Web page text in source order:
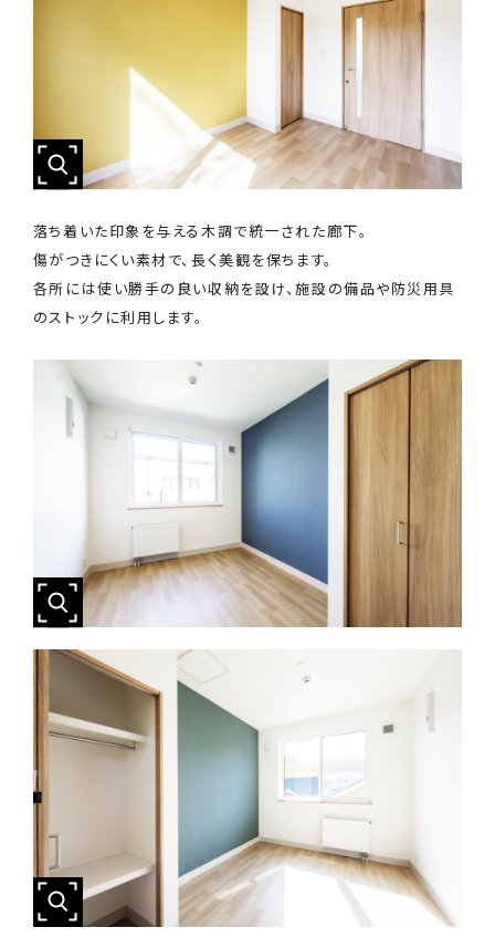
落ち着いた印象を与える木調で統一された廊下。
傷がつきにくい素材で、長く美観を保ちます。
各所には使い勝手の良い収納を設け、施設の備品や防災用具
のストックに利用します。